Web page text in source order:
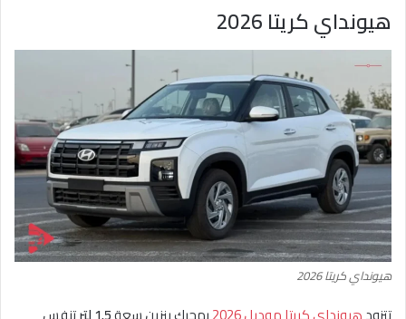
هيونداي كريتا 2026
هيونداي كريتا 2026